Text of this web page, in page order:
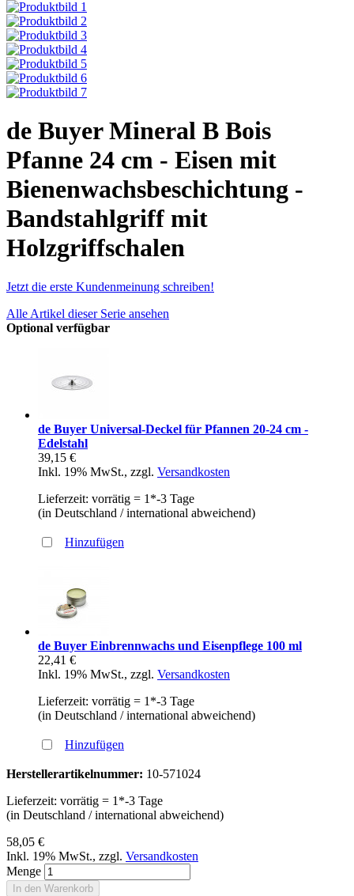
de Buyer Mineral B Bois
Pfanne 24 cm - Eisen mit
Bienenwachsbeschichtung -
Bandstahlgriff mit
Holzgriffschalen
Jetzt die erste Kundenmeinung schreiben!
Alle Artikel dieser Serie ansehen
Optional verfügbar
de Buyer Universal-Deckel für Pfannen 20-24 cm -
Edelstahl
39,15 €
Inkl. 19% MwSt., zzgl. Versandkosten
Lieferzeit: vorrätig = 1*-3 Tage
(in Deutschland / international abweichend)
Hinzufügen
de Buyer Einbrennwachs und Eisenpflege 100 ml
22,41 €
Inkl. 19% MwSt., zzgl. Versandkosten
Lieferzeit: vorrätig = 1*-3 Tage
(in Deutschland / international abweichend)
Hinzufügen
Herstellerartikelnummer: 10-571024
Lieferzeit: vorrätig = 1*-3 Tage
(in Deutschland / international abweichend)
58,05 €
Inkl. 19% MwSt., zzgl. Versandkosten
Menge
In den Warenkorb